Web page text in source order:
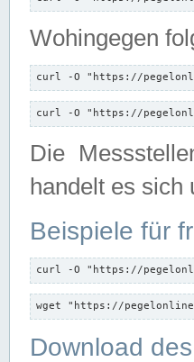
Wohingegen
curl -O "https://
curl -O "https://
Die
handelt es
Beispiele für
curl -O "https://
wget "https://
Download